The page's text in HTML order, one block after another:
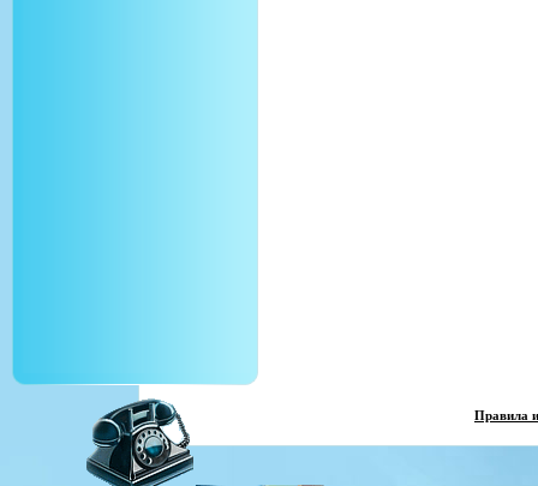
Правила